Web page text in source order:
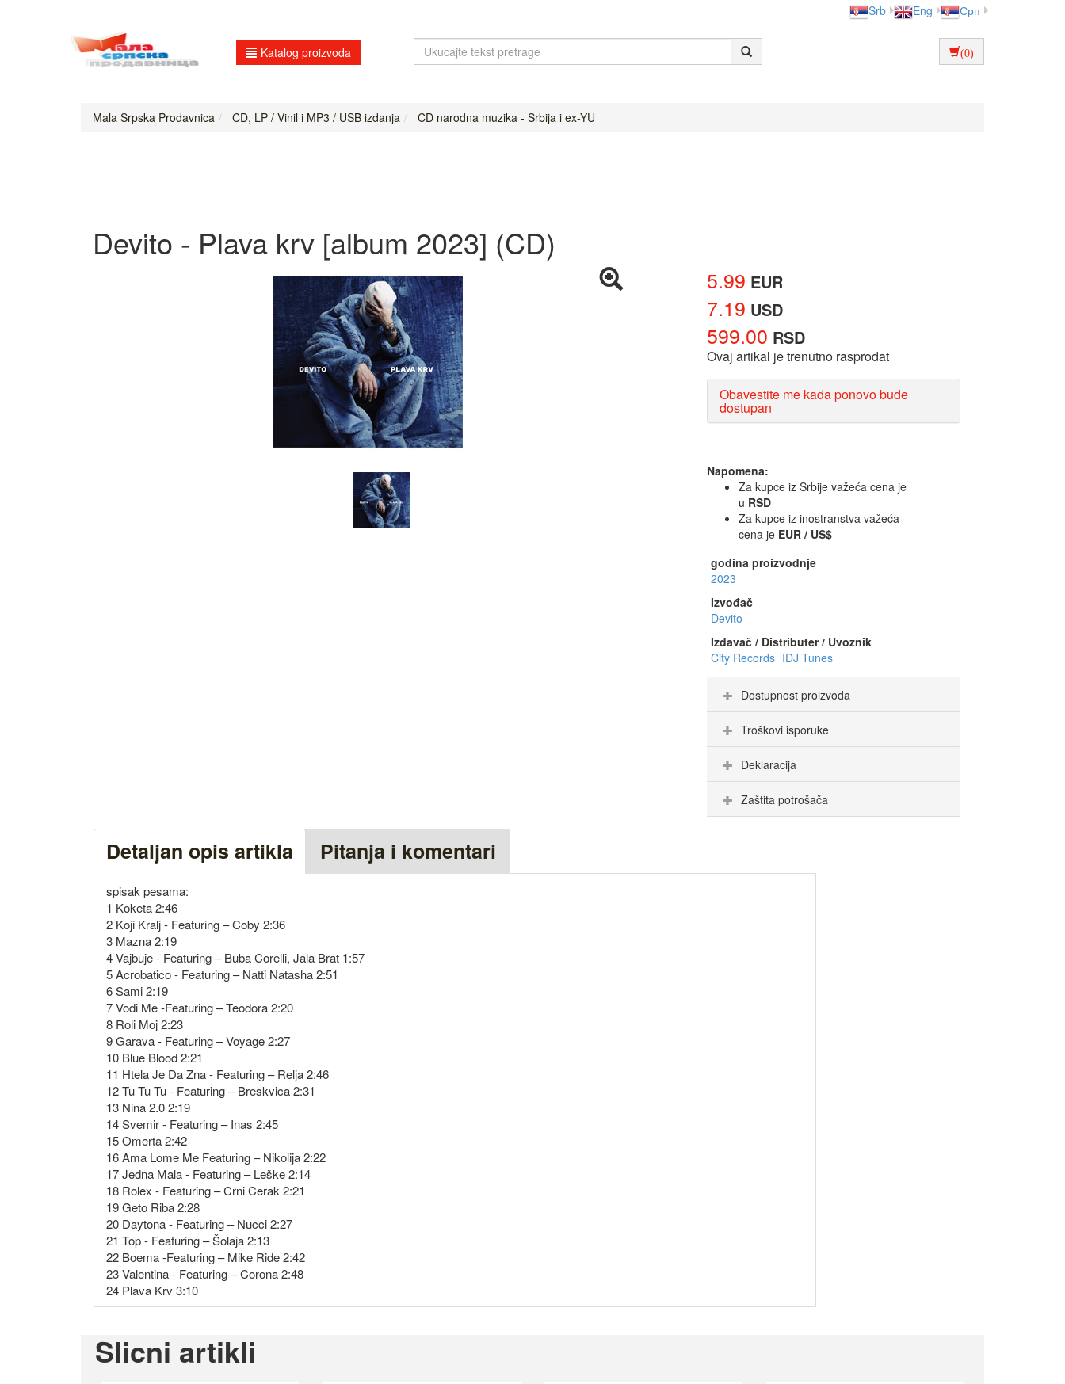
Srb Eng Срп
Katalog proizvoda (0)
Mala Srpska Prodavnica CD, LP / Vinil i MP3 / USB izdanja CD narodna muzika - Srbija i ex-YU
Devito - Plava krv [album 2023] (CD)
5.99 EUR
7.19 USD
599.00 RSD
Ovaj artikal je trenutno rasprodat
Obavestite me kada ponovo bude
dostupan
Napomena:
Za kupce iz Srbije važeća cena je
u RSD
Za kupce iz inostranstva važeća
cena je EUR / US$
godina proizvodnje
2023
Izvođač
Devito
Izdavač / Distributer / Uvoznik
City Records IDJ Tunes
Dostupnost proizvoda
Troškovi isporuke
Deklaracija
Zaštita potrošača
Detaljan opis artikla Pitanja i komentari
spisak pesama:
1 Koketa 2:46
2 Koji Kralj - Featuring – Coby 2:36
3 Mazna 2:19
4 Vajbuje - Featuring – Buba Corelli, Jala Brat 1:57
5 Acrobatico - Featuring – Natti Natasha 2:51
6 Sami 2:19
7 Vodi Me -Featuring – Teodora 2:20
8 Roli Moj 2:23
9 Garava - Featuring – Voyage 2:27
10 Blue Blood 2:21
11 Htela Je Da Zna - Featuring – Relja 2:46
12 Tu Tu Tu - Featuring – Breskvica 2:31
13 Nina 2.0 2:19
14 Svemir - Featuring – Inas 2:45
15 Omerta 2:42
16 Ama Lome Me Featuring – Nikolija 2:22
17 Jedna Mala - Featuring – Leške 2:14
18 Rolex - Featuring – Crni Cerak 2:21
19 Geto Riba 2:28
20 Daytona - Featuring – Nucci 2:27
21 Top - Featuring – Šolaja 2:13
22 Boema -Featuring – Mike Ride 2:42
23 Valentina - Featuring – Corona 2:48
24 Plava Krv 3:10
Slicni artikli